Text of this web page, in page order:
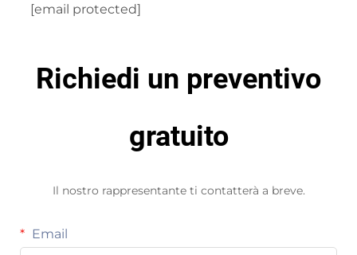
[email protected]
Richiedi un preventivo
gratuito
Il nostro rappresentante ti contatterà a breve.
Email